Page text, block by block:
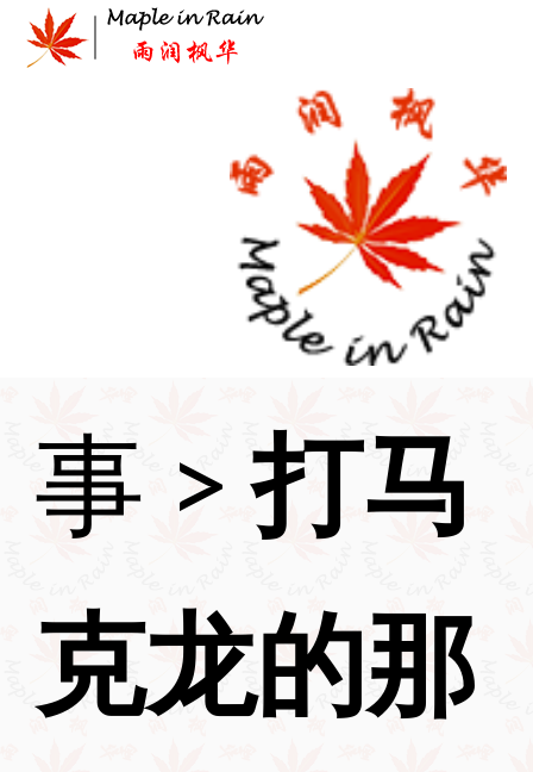
content
首页>时
事 >打马
克龙的那